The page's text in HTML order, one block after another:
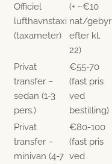
Officiel
lufthavnstaxi
(taxameter)
(+ ~€10
nat/gebyr
efter kl.
22)
Privat
transfer –
sedan (1-3
pers.)
€55-70
(fast pris
ved
bestilling)
Privat
transfer –
minivan (4-7
€80-100
(fast pris
ved